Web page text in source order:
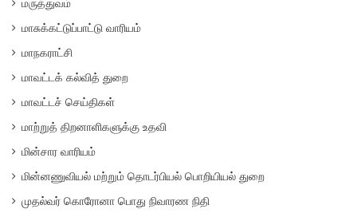
மருத்துவம்
மாசுக்கட்டுப்பாட்டு வாரியம்
மாநகராட்சி
மாவட்டக் கல்வித் துறை
மாவட்டச் செய்திகள்
மாற்றுத் திறனாளிகளுக்கு உதவி
மின்சார வாரியம்
மின்னணுவியல் மற்றும் தொடர்பியல் பொறியியல் துறை
முதல்வர் கொரோனா பொது நிவாரண நிதி